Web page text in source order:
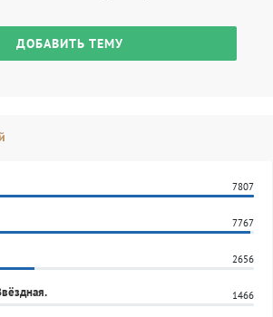
ДОБАВИТЬ ТЕМУ
7807
7767
2656
1466